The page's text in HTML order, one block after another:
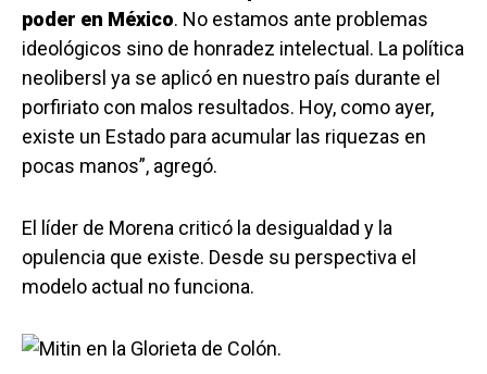
poder en México. No estamos ante problemas
ideológicos sino de honradez intelectual. La política
neolibersl ya se aplicó en nuestro país durante el
porfiriato con malos resultados. Hoy, como ayer,
existe un Estado para acumular las riquezas en
pocas manos”, agregó.
El líder de Morena criticó la desigualdad y la
opulencia que existe. Desde su perspectiva el
modelo actual no funciona.